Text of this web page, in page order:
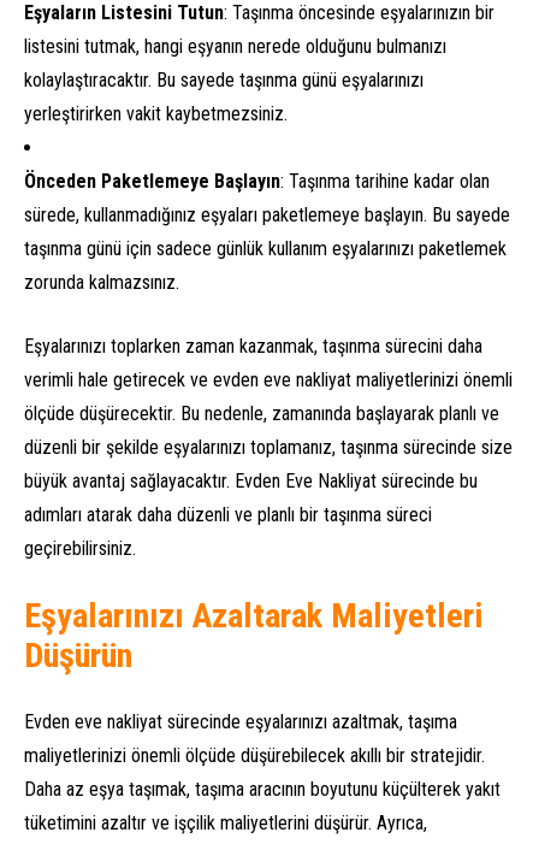
Eşyaların Listesini Tutun: Taşınma öncesinde eşyalarınızın bir
listesini tutmak, hangi eşyanın nerede olduğunu bulmanızı
kolaylaştıracaktır. Bu sayede taşınma günü eşyalarınızı
yerleştirirken vakit kaybetmezsiniz.
Önceden Paketlemeye Başlayın: Taşınma tarihine kadar olan
sürede, kullanmadığınız eşyaları paketlemeye başlayın. Bu sayede
taşınma günü için sadece günlük kullanım eşyalarınızı paketlemek
zorunda kalmazsınız.
Eşyalarınızı toplarken zaman kazanmak, taşınma sürecini daha
verimli hale getirecek ve evden eve nakliyat maliyetlerinizi önemli
ölçüde düşürecektir. Bu nedenle, zamanında başlayarak planlı ve
düzenli bir şekilde eşyalarınızı toplamanız, taşınma sürecinde size
büyük avantaj sağlayacaktır. Evden Eve Nakliyat sürecinde bu
adımları atarak daha düzenli ve planlı bir taşınma süreci
geçirebilirsiniz.
Eşyalarınızı Azaltarak Maliyetleri
Düşürün
Evden eve nakliyat sürecinde eşyalarınızı azaltmak, taşıma
maliyetlerinizi önemli ölçüde düşürebilecek akıllı bir stratejidir.
Daha az eşya taşımak, taşıma aracının boyutunu küçülterek yakıt
tüketimini azaltır ve işçilik maliyetlerini düşürür. Ayrıca,